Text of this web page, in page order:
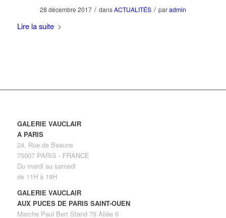
28 décembre 2017 / dansACTUALITÉS / paradmin
Lire la suite
GALERIE VAUCLAIR
A PARIS
24, Rue de Beaune
75007 PARIS - FRANCE
Du mardi au samedi
de 11H à 19H
GALERIE VAUCLAIR
AUX PUCES DE PARIS SAINT-OUEN
Marche Paul Bert Stand 79 Allée 6